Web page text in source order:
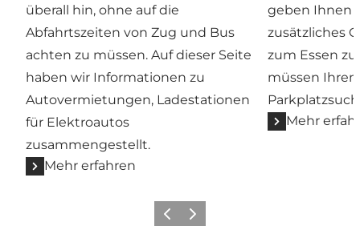
überall hin, ohne auf die
Abfahrtszeiten von Zug und Bus
achten zu müssen. Auf dieser Seite
haben wir Informationen zu
Autovermietungen, Ladestationen
für Elektroautos
zusammengestellt.
Mehr erfahren
geben Ihnen
zusätzliches
zum Essen
müssen
Mehr
ZurückWeiter